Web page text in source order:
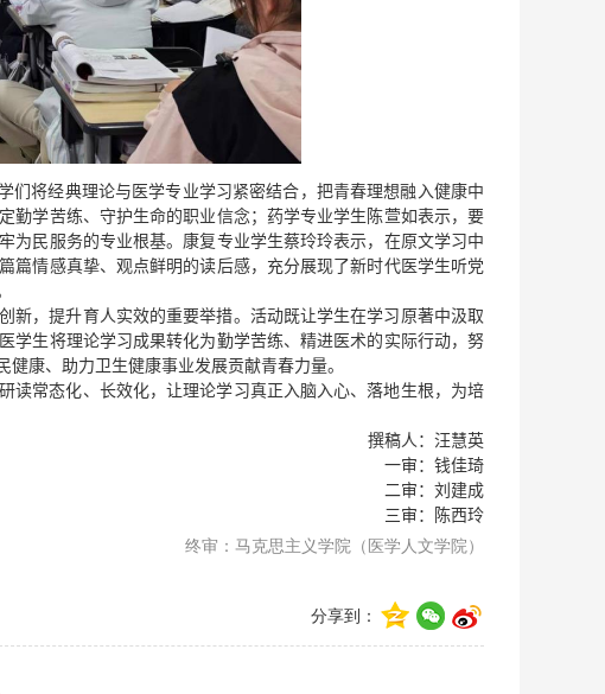
们将经典理论与医学专业学习紧密结合，把青春理想融入健康中
勤学苦练、守护生命的职业信念；药学专业学生 陈萱如表示，要
为民服务的专业根基。 康复专业学生蔡玲玲表示， 在原文学习中
篇情感真挚、观点鲜明的读后感，充分展现了新时代医学生听党
新，提升育人实效的重要举措。活动既让学生在学习原著中汲取
学生将理论学习成果转化为勤学苦练、精进医术的实际行动，努
康、助力卫生健康事业发展贡献青春力量。
读常态化、长效化，让理论学习真正入脑入心、落地生根，为培
撰稿人：汪慧英
一审：钱佳琦
二审：刘建成
三审：陈西玲
终审：马克思主义学院（医学人文学院）
分享到：